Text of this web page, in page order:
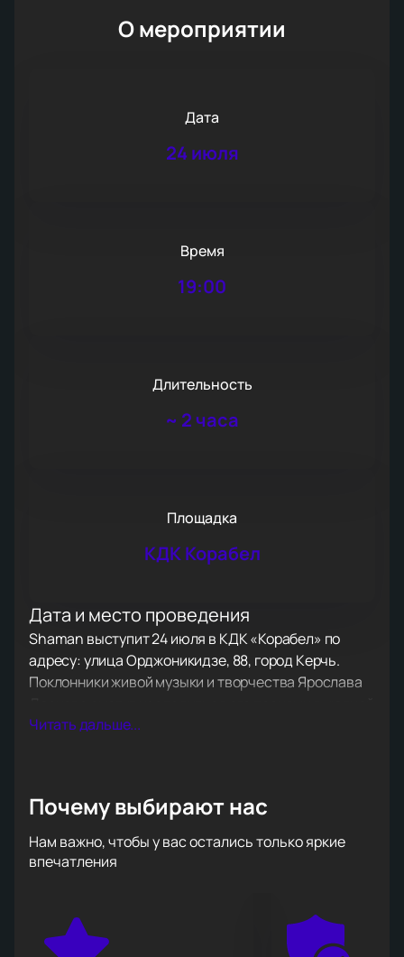
О мероприятии
Дата
24 июля
Время
19:00
Длительность
~ 2 часа
Площадка
КДК Корабел
Дата и место проведения
Shaman выступит 24 июля в КДК «Корабел» по
адресу: улица Орджоникидзе, 88, город Керчь.
Поклонники живой музыки и творчества Ярослава
атмосфере зала.
Shaman занимает особое место на российской
сцене. Ярослав Дронов уже много лет радует
слушателей, начиная путь в коллективе «Ассорти».
На сольном вечере прозвучат известные
подача создают незабываемое шоу. Каждый номер
вызывает сильные эмоции и помогает полностью
Читать дальше...
Почему выбирают нас
Нам важно, чтобы у вас остались только яркие
впечатления